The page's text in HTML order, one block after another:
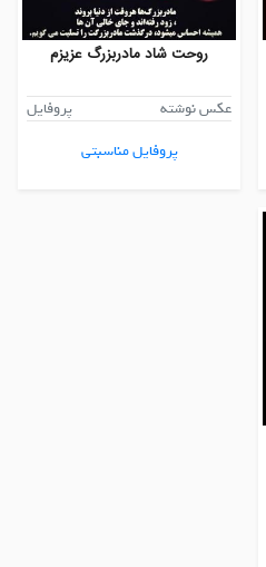
روحت شاد مادربزرگ عزیزم
عکس نوشته
پروفایل
پروفایل مناسبتی